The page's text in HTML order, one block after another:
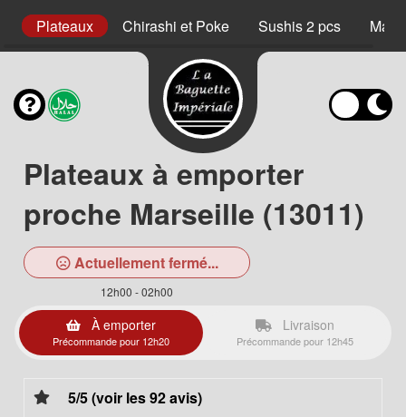
Plateaux Chirashi et Poke Sushis 2 pcs Maki
Plateaux à emporter
proche Marseille (13011)
Actuellement fermé...
12h00 - 02h00
À emporter
Précommande pour 12h20
Livraison
Précommande pour 12h45
5/5 (voir les 92 avis)